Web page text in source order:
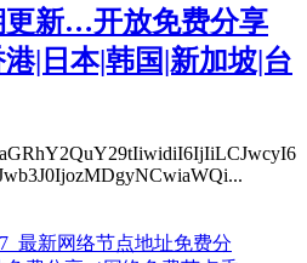
新…开放免费分享
港|日本|韩国|新加坡|台